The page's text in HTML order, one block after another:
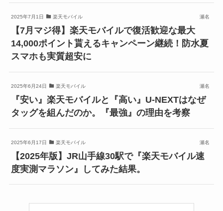
2025年7月1日 楽天モバイル 瀬名
【7月マジ得】楽天モバイルで復活歓迎な最大
14,000ポイント貰えるキャンペーン継続！防水夏
スマホも実質超安に
2025年6月24日 楽天モバイル 瀬名
『安い』楽天モバイルと『高い』U-NEXTはなぜ
タッグを組んだのか。『最強』の理由を考察
2025年6月17日 楽天モバイル 瀬名
【2025年版】JR山手線30駅で『楽天モバイル速
度実測マラソン』してみた結果。